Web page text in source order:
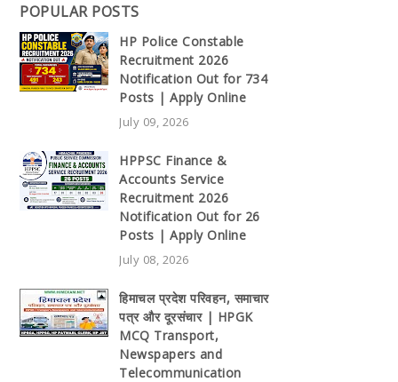
POPULAR POSTS
HP Police Constable
Recruitment 2026
Notification Out for 734
Posts | Apply Online
July 09, 2026
HPPSC Finance &
Accounts Service
Recruitment 2026
Notification Out for 26
Posts | Apply Online
July 08, 2026
हिमाचल प्रदेश परिवहन, समाचार
पत्र और दूरसंचार | HPGK
MCQ Transport,
Newspapers and
Telecommunication